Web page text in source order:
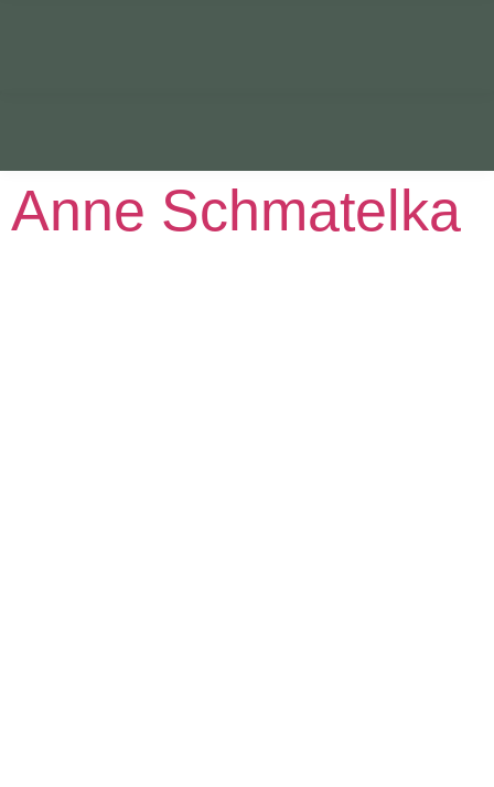
Anne Schmatelka